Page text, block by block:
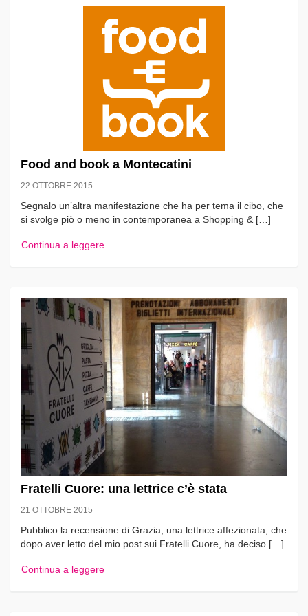
Food and book a Montecatini
22 OTTOBRE 2015
Segnalo un’altra manifestazione che ha per tema il cibo, che
si svolge piò o meno in contemporanea a Shopping & […]
Continua a leggere
Fratelli Cuore: una lettrice c’è stata
21 OTTOBRE 2015
Pubblico la recensione di Grazia, una lettrice affezionata, che
dopo aver letto del mio post sui Fratelli Cuore, ha deciso […]
Continua a leggere